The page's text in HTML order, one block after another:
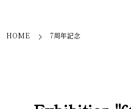
HOME 7周年記念